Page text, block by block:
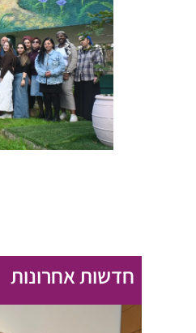
חדשות אחרונות